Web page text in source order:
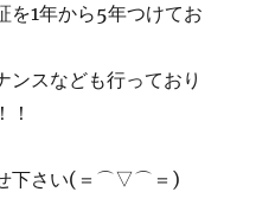
を1年から5年つけてお
ンスなども行っており
！
せ下さい(＝⌒▽⌒＝)